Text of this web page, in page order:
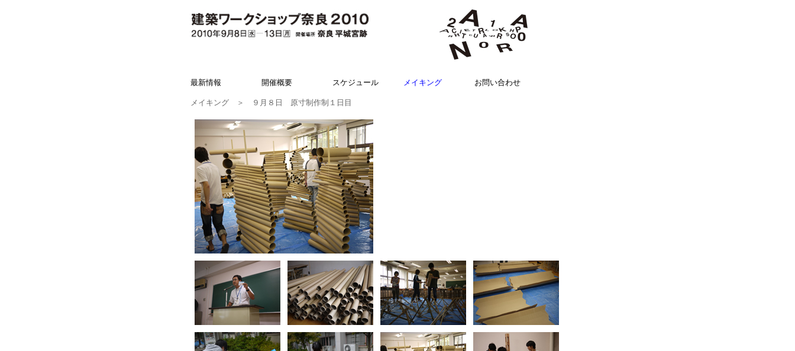
最新情報 開催概要 スケジュール メイキング お問い合わせ
メイキング ＞ ９月８日 原寸制作制１日目